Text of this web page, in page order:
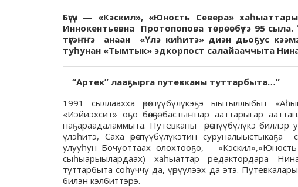
Бүгүн — «Кэскил», «Юность Севера»
Иннокентьевна Протопопова төрөөбүтэ 95 сыла.
түгэҥҥэ анаан «Үлэ киһитэ» диэн дьоҕус
туһунан «Тымтык» эдкорпост салайааччыта
“Артек” лааҕырга путевканы туттарбыта…”
1991 сыллаахха өрөспүүбүлүкэҕэ ыытыллыбыт
«Иэйиэхсит» оҕо бөлөҕө бастыҥнар ааттарыгар
наҕараадаламмыта. Путёвканы өрөспүүбүлүкэ биллэр
үлэһитэ, Саха өрөспүүбүлүкэтин
улууһун Бочуоттаах олохтооҕо, «Кэскил»,»Юность
сыһыарыылардаах) хаһыаттар редактордара
туттарбыта соһуччу да, үөрүүлээх да этэ.
билэн кэлбиттэрэ.